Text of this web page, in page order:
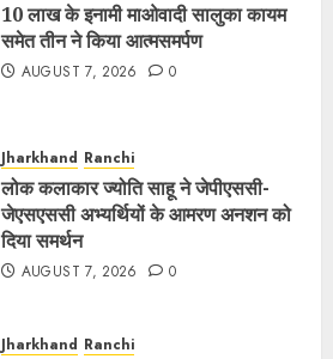
10 लाख के इनामी माओवादी सालुका कायम
समेत तीन ने किया आत्मसमर्पण
AUGUST 7, 2026 0
Jharkhand Ranchi
लोक कलाकार ज्योति साहू ने जेपीएससी-
जेएसएससी अभ्यर्थियों के आमरण अनशन को
दिया समर्थन
AUGUST 7, 2026 0
Jharkhand Ranchi